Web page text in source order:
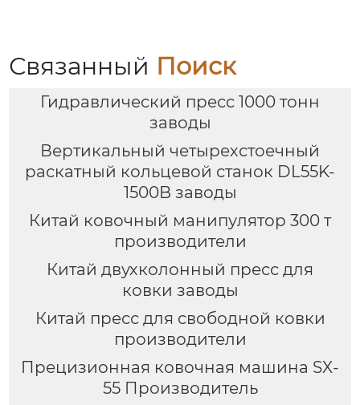
Связанный Поиск
Гидравлический пресс 1000 тонн
заводы
Вертикальный четырехстоечный
раскатный кольцевой станок DL55K-
1500B заводы
Китай ковочный манипулятор 300 т
производители
Китай двухколонный пресс для
ковки заводы
Китай пресс для свободной ковки
производители
Прецизионная ковочная машина SX-
55 Производитель